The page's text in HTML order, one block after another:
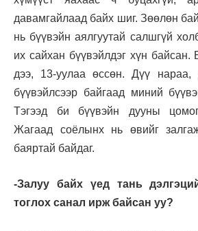
давамгайлаад байх шиг. Зөөлөн
нь бүүвэйн аялгуутай салшгүй
их сайхан бүүвэйлдэг хүн
дээ, 13-уулаа өссөн. Дүү нараа,
бүүвэйлсээр байгаад миний
Тэгээд би бүүвэйн дууны
Жагаад соёлынх нь өвийг
баяртай байдаг.
-Залуу байх үед тань
тоглох санал ирж байсан уу?